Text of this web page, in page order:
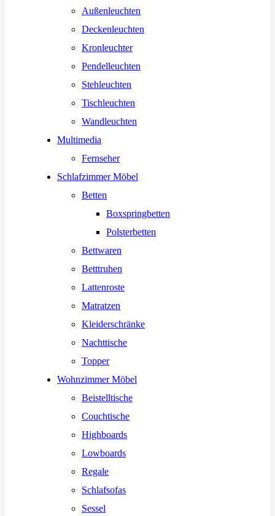
Außenleuchten
Deckenleuchten
Kronleuchter
Pendelleuchten
Stehleuchten
Tischleuchten
Wandleuchten
Multimedia
Fernseher
Schlafzimmer Möbel
Betten
Boxspringbetten
Polsterbetten
Bettwaren
Betttruhen
Lattenroste
Matratzen
Kleiderschränke
Nachttische
Topper
Wohnzimmer Möbel
Beistelltische
Couchtische
Highboards
Lowboards
Regale
Schlafsofas
Sessel